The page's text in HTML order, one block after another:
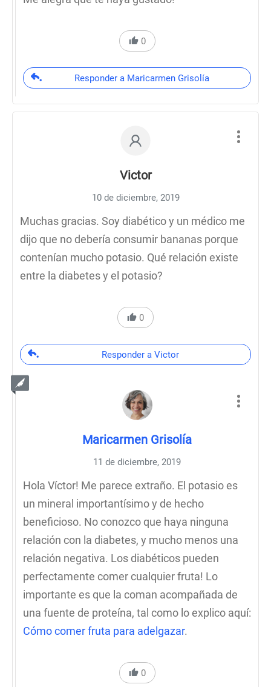
0
Responder a Maricarmen Grisolía
Victor
10 de diciembre, 2019
Muchas gracias. Soy diabético y un médico me
dijo que no debería consumir bananas porque
contenían mucho potasio. Qué relación existe
entre la diabetes y el potasio?
0
Responder a Victor
Maricarmen Grisolía
11 de diciembre, 2019
Hola Víctor! Me parece extraño. El potasio es
un mineral importantísimo y de hecho
beneficioso. No conozco que haya ninguna
relación con la diabetes, y mucho menos una
relación negativa. Los diabéticos pueden
perfectamente comer cualquier fruta! Lo
importante es que la coman acompañada de
una fuente de proteína, tal como lo explico aquí:
Cómo comer fruta para adelgazar.
0